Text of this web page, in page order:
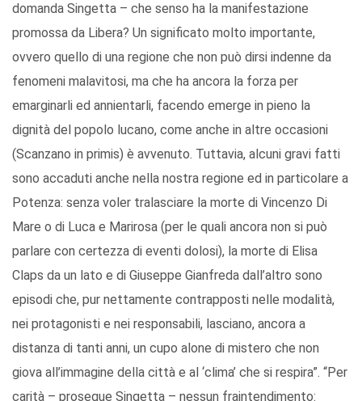
domanda Singetta – che senso ha la manifestazione
promossa da Libera? Un significato molto importante,
ovvero quello di una regione che non può dirsi indenne da
fenomeni malavitosi, ma che ha ancora la forza per
emarginarli ed annientarli, facendo emerge in pieno la
dignità del popolo lucano, come anche in altre occasioni
(Scanzano in primis) è avvenuto. Tuttavia, alcuni gravi fatti
sono accaduti anche nella nostra regione ed in particolare a
Potenza: senza voler tralasciare la morte di Vincenzo Di
Mare o di Luca e Marirosa (per le quali ancora non si può
parlare con certezza di eventi dolosi), la morte di Elisa
Claps da un lato e di Giuseppe Gianfreda dall’altro sono
episodi che, pur nettamente contrapposti nelle modalità,
nei protagonisti e nei responsabili, lasciano, ancora a
distanza di tanti anni, un cupo alone di mistero che non
giova all’immagine della città e al ‘clima’ che si respira”. “Per
carità – prosegue Singetta – nessun fraintendimento: